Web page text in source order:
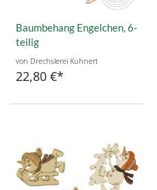
Baumbehang Engelchen, 6-
teilig
von Drechslerei Kuhnert
22,80 €